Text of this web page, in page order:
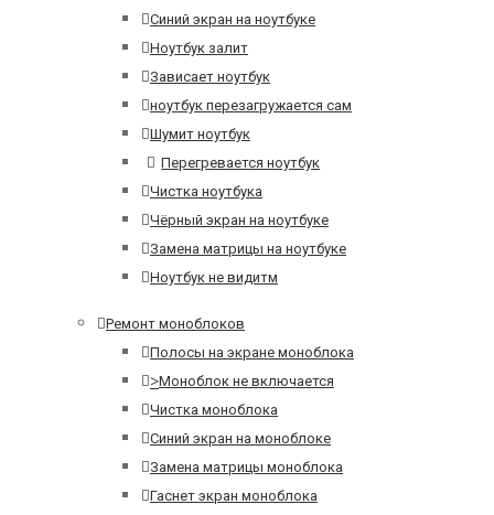
Синий экран на ноутбуке
Ноутбук залит
Зависает ноутбук
ноутбук перезагружается сам
Шумит ноутбук
Перегревается ноутбук
Чистка ноутбука
Чёрный экран на ноутбуке
Замена матрицы на ноутбуке
Ноутбук не видитм
Ремонт моноблоков
Полосы на экране моноблока
>Моноблок не включается
Чистка моноблока
Синий экран на моноблоке
Замена матрицы моноблока
Гаснет экран моноблока